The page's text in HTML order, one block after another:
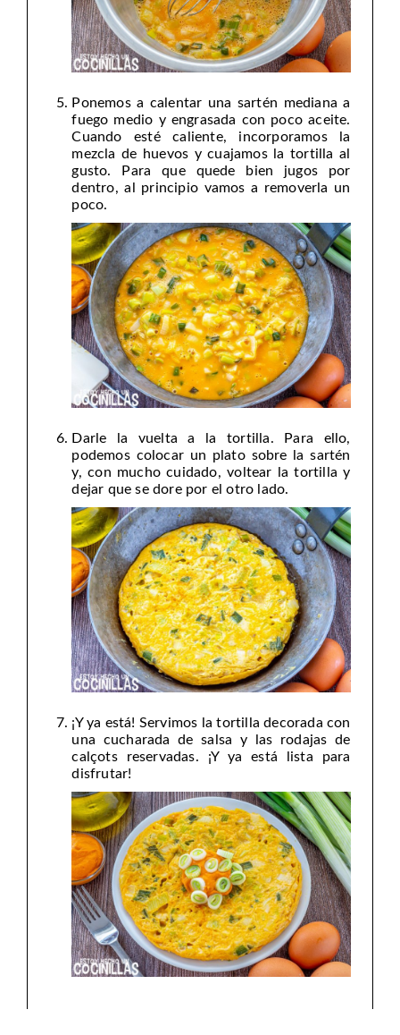
Ponemos a calentar una sartén mediana a
fuego medio y engrasada con poco aceite.
Cuando esté caliente, incorporamos la
mezcla de huevos y cuajamos la tortilla al
gusto. Para que quede bien jugos por
dentro, al principio vamos a removerla un
poco.
Darle la vuelta a la tortilla. Para ello,
podemos colocar un plato sobre la sartén
y, con mucho cuidado, voltear la tortilla y
dejar que se dore por el otro lado.
¡Y ya está! Servimos la tortilla decorada con
una cucharada de salsa y las rodajas de
calçots reservadas. ¡Y ya está lista para
disfrutar!